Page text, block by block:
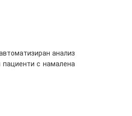
анализ
пациенти с намалена